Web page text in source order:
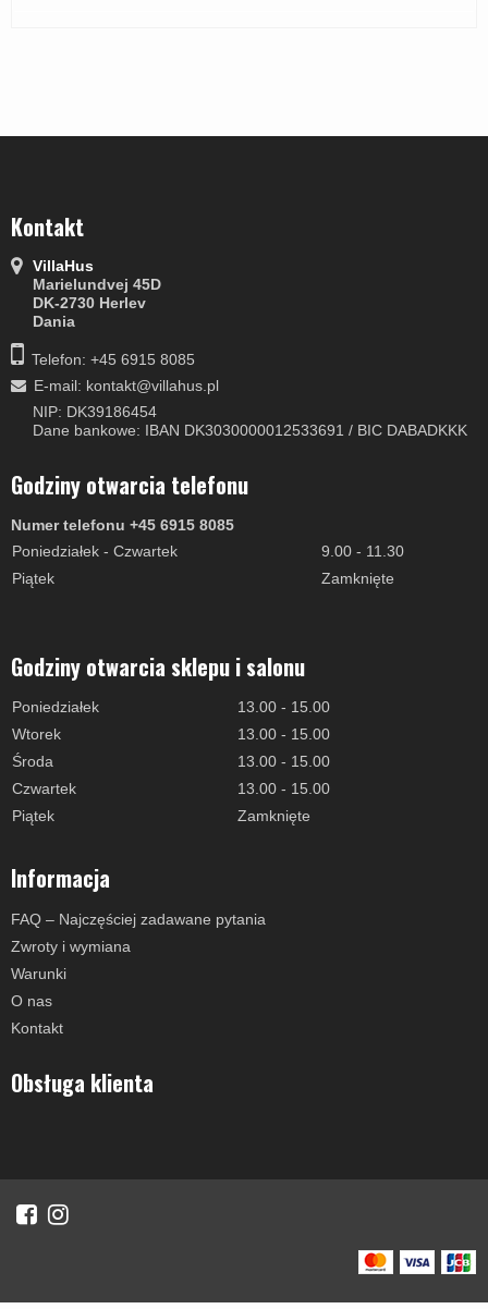
Kontakt
VillaHus
Marielundvej 45D
DK-2730 Herlev
Dania
Telefon: +45 6915 8085
E-mail: kontakt@villahus.pl
NIP: DK39186454
Dane bankowe: IBAN DK3030000012533691 / BIC DABADKKK
Godziny otwarcia telefonu
Numer telefonu +45 6915 8085
Poniedziałek - Czwartek
9.00 - 11.30
Piątek
Zamknięte
Godziny otwarcia sklepu i salonu
Poniedziałek
13.00 - 15.00
Wtorek
13.00 - 15.00
Środa
13.00 - 15.00
Czwartek
13.00 - 15.00
Piątek
Zamknięte
Informacja
FAQ – Najczęściej zadawane pytania
Zwroty i wymiana
Warunki
O nas
Kontakt
Obsługa klienta